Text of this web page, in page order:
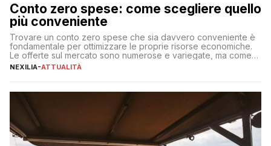
Conto zero spese: come scegliere quello
più conveniente
Trovare un conto zero spese che sia davvero conveniente è
fondamentale per ottimizzare le proprie risorse economiche.
Le offerte sul mercato sono numerose e variegate, ma come
individuare quella più adatta alle proprie esigenze senza
sul […]
NEXILIA-ATTUALITÀ